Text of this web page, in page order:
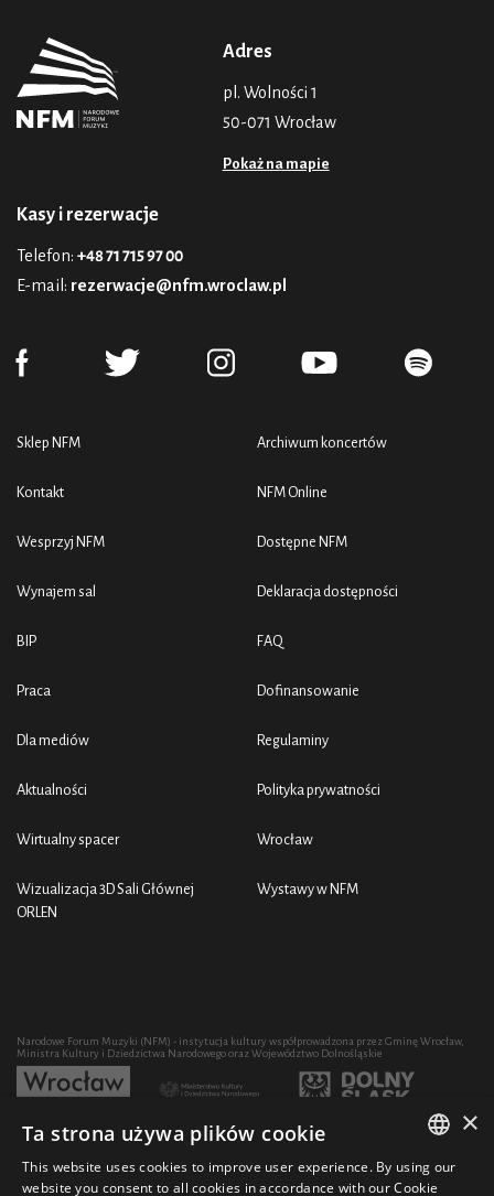
Adres
pl. Wolności 1
50-071 Wrocław
Pokaż na mapie
Kasy i rezerwacje
Telefon: +48 71 715 97 00
E-mail: rezerwacje@nfm.wroclaw.pl
Sklep NFM
Kontakt
Wesprzyj NFM
Wynajem sal
BIP
Praca
Dla mediów
Aktualności
Wirtualny spacer
Wizualizacja 3D Sali Głównej
ORLEN
Archiwum koncertów
NFM Online
Dostępne NFM
Deklaracja dostępności
FAQ
Dofinansowanie
Regulaminy
Polityka prywatności
Wrocław
Wystawy w NFM
Narodowe Forum Muzyki (NFM) - instytucja kultury współprowadzona przez Gminę Wrocław,
Ministra Kultury i Dziedzictwa Narodowego oraz Województwo Dolnośląskie
Rozwój działalności artystycznej i edukacyjnej NFM poprzez zakup sprzętu współfinansowany
POLISH
×
Ta strona używa plików cookie
This website uses cookies to improve user experience. By using our
website you consent to all cookies in accordance with our Cookie